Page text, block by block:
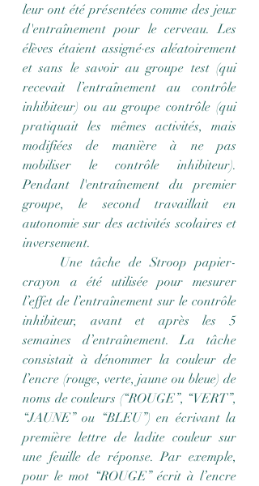
leur ont été présentées comme des jeux
d'entraînement pour le cerveau. Les
élèves étaient assigné·es aléatoirement
et sans le savoir au groupe test (qui
recevait l’entraînement au contrôle
inhibiteur) ou au groupe contrôle (qui
pratiquait les mêmes activités, mais
modifiées de manière à ne pas
mobiliser le contrôle inhibiteur).
Pendant l'entraînement du premier
groupe, le second travaillait en
autonomie sur des activités scolaires et
inversement.
crayon a été utilisée pour mesurer
l’effet de l’entraînement sur le contrôle
inhibiteur, avant et après les 5
semaines d’entraînement. La tâche
consistait à dénommer la couleur de
l’encre (rouge, verte, jaune ou bleue) de
noms de couleurs (“ROUGE”, “VERT”,
“JAUNE” ou “BLEU”) en écrivant la
première lettre de ladite couleur sur
une feuille de réponse. Par exemple,
pour le mot “ROUGE” écrit à l’encre